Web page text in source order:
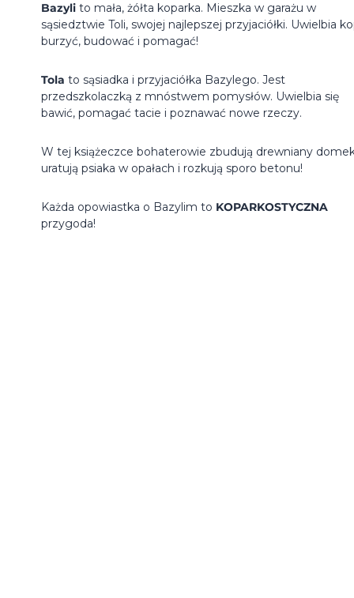
Bazyli to mała, żółta koparka. Mieszka w garażu w
sąsiedztwie Toli, swojej najlepszej przyjaciółki. Uwielbia
burzyć, budować i pomagać!
Tola to sąsiadka i przyjaciółka Bazylego. Jest
przedszkolaczką z mnóstwem pomysłów. Uwielbia się
bawić, pomagać tacie i poznawać nowe rzeczy.
W tej książeczce bohaterowie zbudują drewniany
uratują psiaka w opałach i rozkują sporo betonu!
Każda opowiastka o Bazylim to KOPARKOSTYCZNA
przygoda!